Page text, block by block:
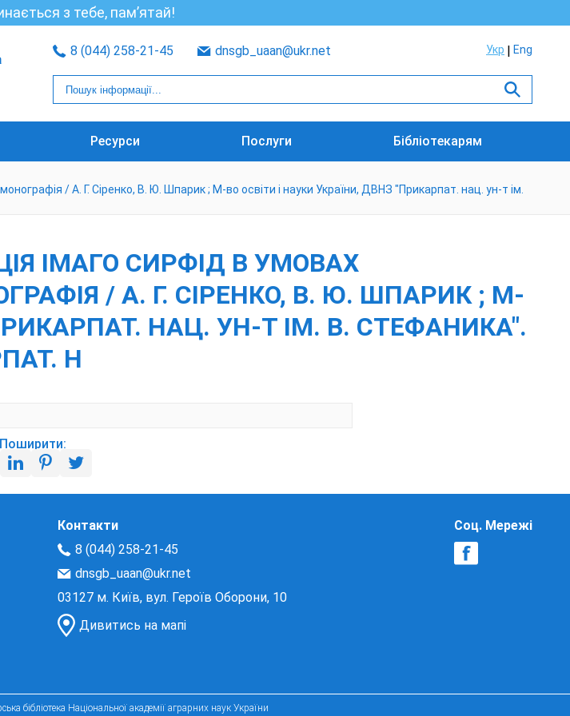
з тебе, пам’ятай!
8 (044) 258-21-45 dnsgb_uaan@ukr.net Укр Eng
Ресурси Послуги Бібліотекарям
/ А. Г. Сіренко, В. Ю. Шпарик ; М-во освіти і науки України, ДВНЗ "Прикарпат. нац. ун-т ім.
ІМАГО СИРФІД В УМОВАХ
/ А. Г. СІРЕНКО, В. Ю. ШПАРИК ; М-
НАЦ. УН-Т ІМ. В. СТЕФАНИКА".
Н
Поширити:
Контакти
8 (044) 258-21-45
dnsgb_uaan@ukr.net
03127 м. Київ, вул. Героїв Оборони, 10
Дивитись на мапі
Соц. Мережі
бібліотека Національної академії аграрних наук України